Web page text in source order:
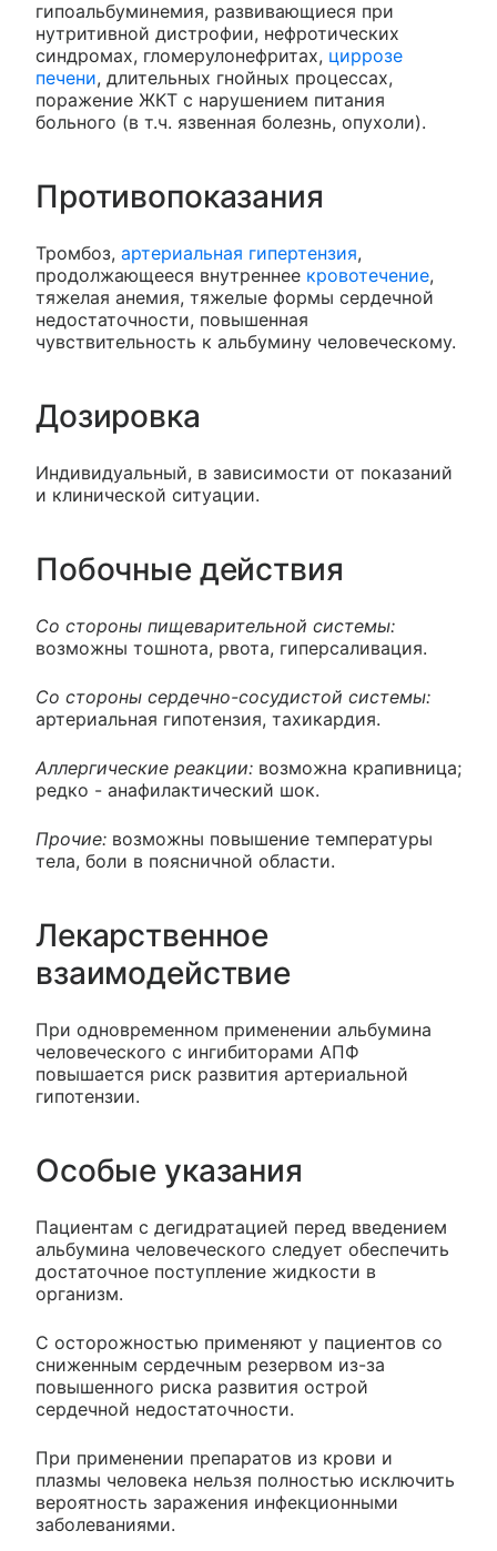
гипоальбуминемия, развивающиеся при
нутритивной дистрофии, нефротических
синдромах, гломерулонефритах, циррозе
печени, длительных гнойных процессах,
поражение ЖКТ с нарушением питания
больного (в т.ч. язвенная болезнь, опухоли).
Противопоказания
Тромбоз, артериальная гипертензия,
продолжающееся внутреннее кровотечение,
тяжелая анемия, тяжелые формы сердечной
недостаточности, повышенная
чувствительность к альбумину человеческому.
Дозировка
Индивидуальный, в зависимости от показаний
и клинической ситуации.
Побочные действия
Со стороны пищеварительной системы:
возможны тошнота, рвота, гиперсаливация.
Со стороны сердечно-сосудистой системы:
артериальная гипотензия, тахикардия.
Аллергические реакции: возможна крапивница;
редко - анафилактический шок.
Прочие: возможны повышение температуры
тела, боли в поясничной области.
Лекарственное
взаимодействие
При одновременном применении альбумина
человеческого с ингибиторами АПФ
повышается риск развития артериальной
гипотензии.
Особые указания
Пациентам с дегидратацией перед введением
альбумина человеческого следует обеспечить
достаточное поступление жидкости в
организм.
С осторожностью применяют у пациентов со
сниженным сердечным резервом из-за
повышенного риска развития острой
сердечной недостаточности.
При применении препаратов из крови и
плазмы человека нельзя полностью исключить
вероятность заражения инфекционными
заболеваниями.